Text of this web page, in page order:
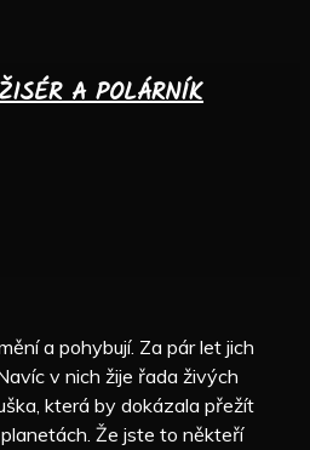
A POLÁRNÍK
a pohybují. Za pár let jich
v nich žije řada živých
která by dokázala přežít
Že jste to někteří